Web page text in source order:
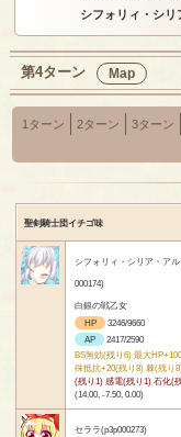
シフォリィ・シリ
第4ターン Map
1ターン 2ターン 3ターン
聖剣騎士団イチゴ味
シフォリィ・シリア・ア
000174)
白銀の戦乙女
HP
3246/9660
AP
2417/2590
BS無効(残り6) 最大
殊抵抗+20(残り8) 棘(残り
(残り1) 感電(残り1) 石化(
(14.00, -7.50, 0.00)
セララ(p3p000273)